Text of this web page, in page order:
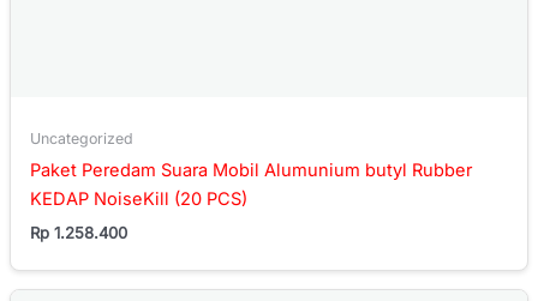
Uncategorized
Paket Peredam Suara Mobil Alumunium butyl Rubber
KEDAP NoiseKill (20 PCS)
Rp 1.258.400